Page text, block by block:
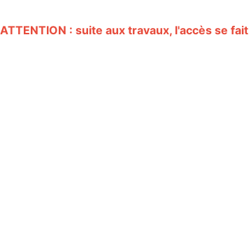
ATTENTION : suite aux travaux, l'accès se